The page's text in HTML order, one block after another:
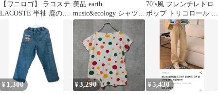
【ワニロゴ】 ラコステ
LACOSTE 半袖 鹿の子
レギュラーフィット メ
ガワニ ポロシャツ
PH284EL FR 4 ネイビー
メンズ 男性用 フレンチ
トラッド ゴルフ ビジネ
ス カジ
美品 earth
music&ecology シャツ
チェック S 半袖 レッド
70’s風 フレンチレトロ
ポップ トリコロール ニ
ットキャミソール
¥ 1,300 ¥3,290 ¥5,430